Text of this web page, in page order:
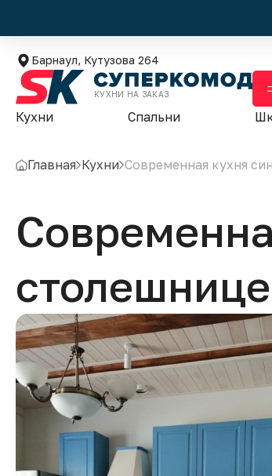
Барнаул, Кутузова 264
КУХНИ НА ЗАКАЗ
Кухни
Спальни
Главная Кухни Современная кухня